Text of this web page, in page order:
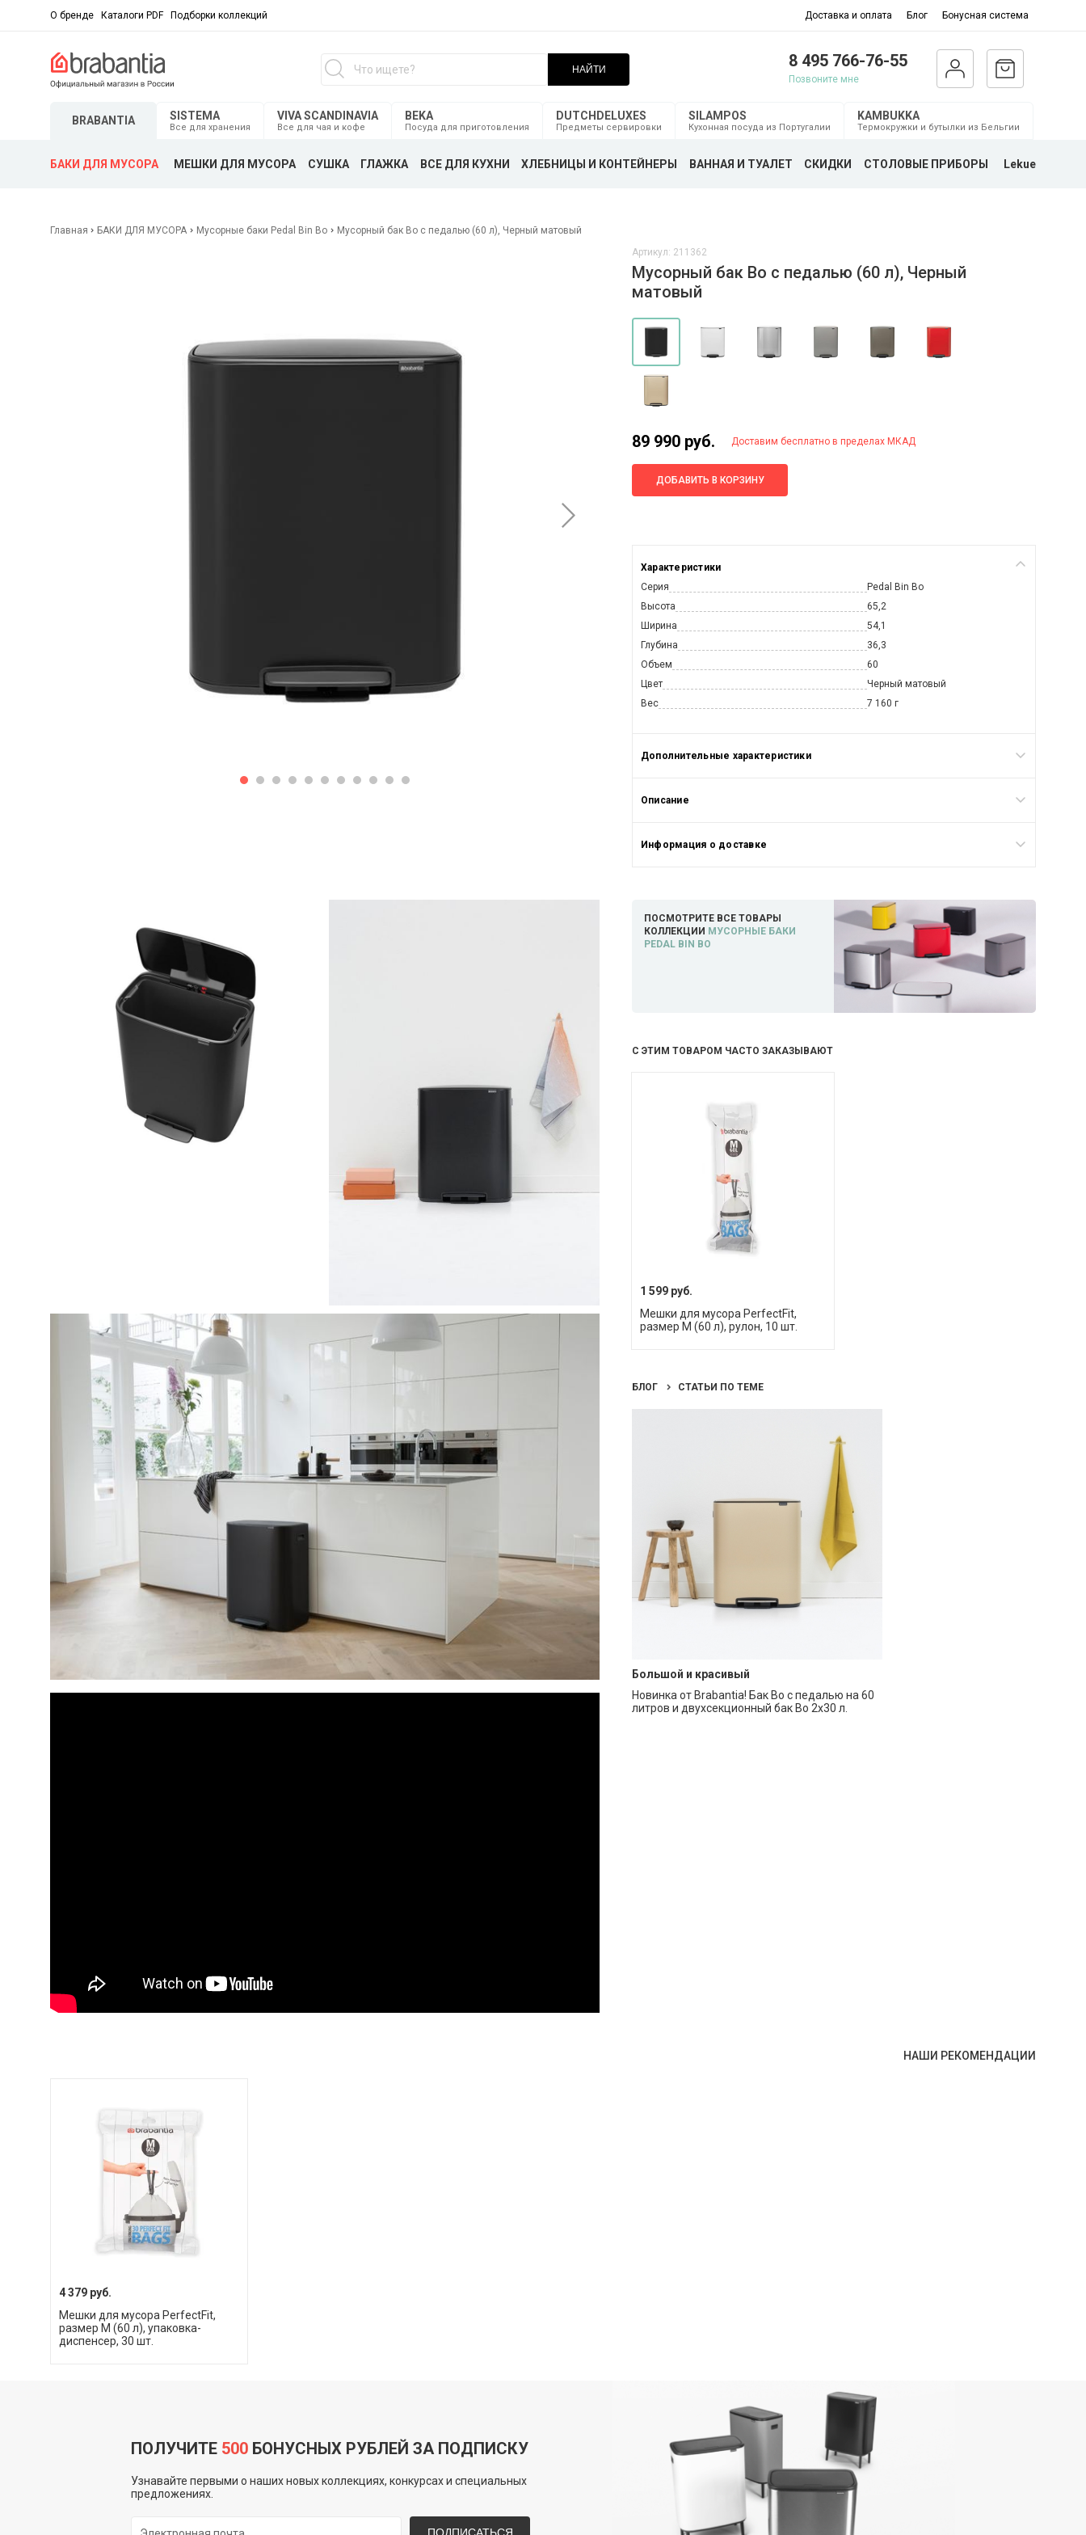
О бренде Каталоги PDF Подборки коллекций Доставка и оплата Блог Бонусная система
НАЙТИ 8 495 766-76-55
Позвоните мне
BRABANTIA SISTEMA
Все для хранения
VIVA SCANDINAVIA
Все для чая и кофе
BEKA
Посуда для приготовления
DUTCHDELUXES
Предметы сервировки
SILAMPOS
Кухонная посуда из Португалии
KAMBUKKA
Термокружки и бутылки из Бельгии
БАКИ ДЛЯ МУСОРА МЕШКИ ДЛЯ МУСОРА СУШКА ГЛАЖКА ВСЕ ДЛЯ КУХНИ ХЛЕБНИЦЫ И КОНТЕЙНЕРЫ ВАННАЯ И ТУАЛЕТ СКИДКИ СТОЛОВЫЕ ПРИБОРЫ Lekue
Главная БАКИ ДЛЯ МУСОРА Мусорные баки Pedal Bin Bo
Мусорный бак Bo с педалью (60 л), Черный матовый
Артикул: 211362
Мусорный бак Bo с педалью (60 л), Черный
матовый
89 990 руб. Доставим бесплатно в пределах МКАД
ДОБАВИТЬ В КОРЗИНУ
Характеристики
Серия
Pedal Bin Bo
Высота
65,2
Ширина
54,1
Глубина
36,3
Объем
60
Цвет
Черный матовый
Вес
7 160 г
Дополнительные характеристики
Описание
Информация о доставке
ПОСМОТРИТЕ ВСЕ ТОВАРЫ
КОЛЛЕКЦИИ МУСОРНЫЕ БАКИ
PEDAL BIN BO
С ЭТИМ ТОВАРОМ ЧАСТО ЗАКАЗЫВАЮТ
1 599 руб.
Мешки для мусора PerfectFit,
размер M (60 л), рулон, 10 шт.
БЛОГ СТАТЬИ ПО ТЕМЕ
Большой и красивый
Новинка от Brabantia! Бак Bo с педалью на 60
литров и двухсекционный бак Bo 2x30 л.
НАШИ РЕКОМЕНДАЦИИ
4 379 руб.
Мешки для мусора PerfectFit,
размер M (60 л), упаковка-
диспенсер, 30 шт.
ПОЛУЧИТЕ 500 БОНУСНЫХ РУБЛЕЙ ЗА ПОДПИСКУ
Узнавайте первыми о наших новых коллекциях, конкурсах и специальных
предложениях.